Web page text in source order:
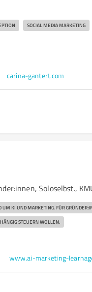
SOCIAL MEDIA MARKETING
carina-gantert.com
Soloselbst.,
UM KI UND MARKETING. FÜR
STEUERN WOLLEN.
www.ai-marketing-